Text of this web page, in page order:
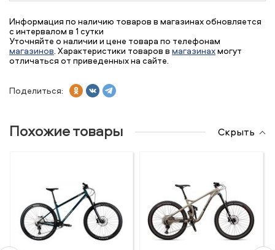
Информация по наличию товаров в магазинах обновляется
с интервалом в 1 сутки
Уточняйте о наличии и цене товара по телефонам
магазинов. Характеристики товаров в магазинахмогут
отличаться от приведенных на сайте.
Поделиться:
Похожие товары Скрыть